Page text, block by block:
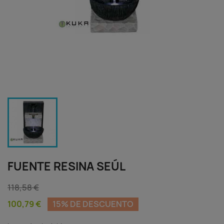
FUENTE RESINA SEÚL
118,58 €
100,79 €
15% DE DESCUENTO